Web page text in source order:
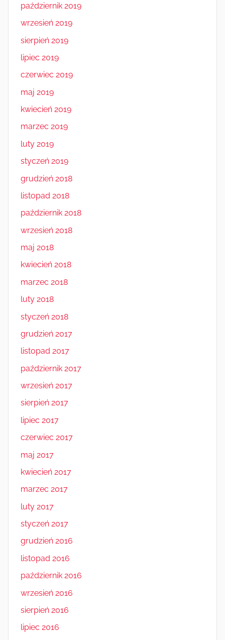
październik 2019
wrzesień 2019
sierpień 2019
lipiec 2019
czerwiec 2019
maj 2019
kwiecień 2019
marzec 2019
luty 2019
styczeń 2019
grudzień 2018
listopad 2018
październik 2018
wrzesień 2018
maj 2018
kwiecień 2018
marzec 2018
luty 2018
styczeń 2018
grudzień 2017
listopad 2017
październik 2017
wrzesień 2017
sierpień 2017
lipiec 2017
czerwiec 2017
maj 2017
kwiecień 2017
marzec 2017
luty 2017
styczeń 2017
grudzień 2016
listopad 2016
październik 2016
wrzesień 2016
sierpień 2016
lipiec 2016